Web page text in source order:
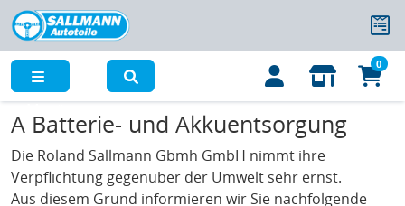
0
A Batterie- und Akkuentsorgung
Die Roland Sallmann Gbmh GmbH nimmt ihre
Verpflichtung gegenüber der Umwelt sehr ernst.
Aus diesem Grund informieren wir Sie nachfolgende